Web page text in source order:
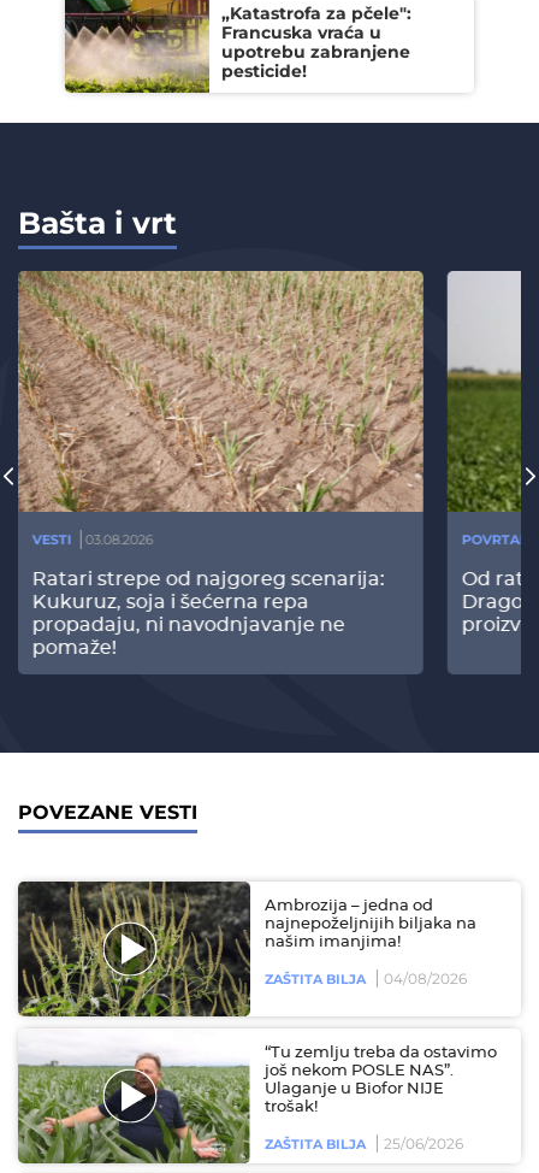
„Katastrofa za pčele":
Francuska vraća u
upotrebu zabranjene
pesticide!
Bašta i vrt
VESTI 03.08.2026
Ratari strepe od najgoreg scenarija:
Kukuruz, soja i šećerna repa
propadaju, ni navodnjavanje ne
pomaže!
Od
POVEZANE VESTI
Ambrozija – jedna od
najnepoželjnijih biljaka na
našim imanjima!
ZAŠTITA BILJA 04/08/2026
“Tu zemlju treba da ostavimo
još nekom POSLE NAS”.
Ulaganje u Biofor NIJE
trošak!
ZAŠTITA BILJA 25/06/2026